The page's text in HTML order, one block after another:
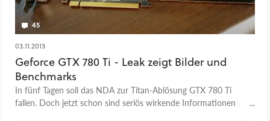
45
03.11.2013
Geforce GTX 780 Ti - Leak zeigt Bilder und
Benchmarks
In fünf Tagen soll das NDA zur Titan-Ablösung GTX 780 Ti
fallen. Doch jetzt schon sind seriös wirkende Informationen